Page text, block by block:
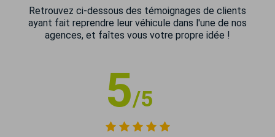
Retrouvez ci-dessous des témoignages de clients
ayant fait reprendre leur véhicule dans l'une de nos
agences, et faîtes vous votre propre idée !
5/5